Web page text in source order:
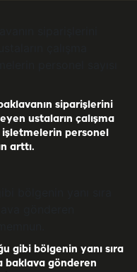
siparişlerini
ustaların çalışma
işletmelerin personel
arttı.
gibi bölgenin yanı sıra
baklava gönderen